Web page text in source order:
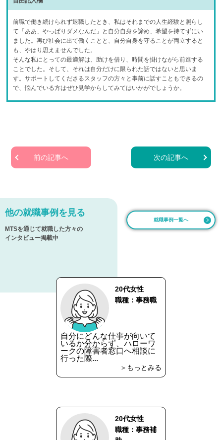
前職で働き続けられず退職したとき、私はそれまでの人生経験と照らし
て「ああ、やっぱりダメなんだ」と自分自身を諦め、希望を持てずにい
ました。再び社会に出て働くことと、自分自身を守ることが両立すると
も、やはり思えませんでした。
そんな私にとっての最適解は、助けを借り、時間を掛けながら前進する
ことでした。そして、それは自分だけに限られた話ではないと思いま
す。サポートしてくださるスタッフの方々と事前に話すこともできるの
で、悩んでいる方はぜひ見学からしてみてはいかがでしょうか。
前の記事へ 次の記事へ
他の就職事例を見る
MTSを通じて就職した方々の
インタビュー掲載中
就職事例一覧へ
20代女性
職種：事務職
自分にどんな仕事が向いて
いるか分からず、ハローワ
ークの障害者窓口へ相談に
行った際...
＞もっとみる
20代女性
職種：事務補